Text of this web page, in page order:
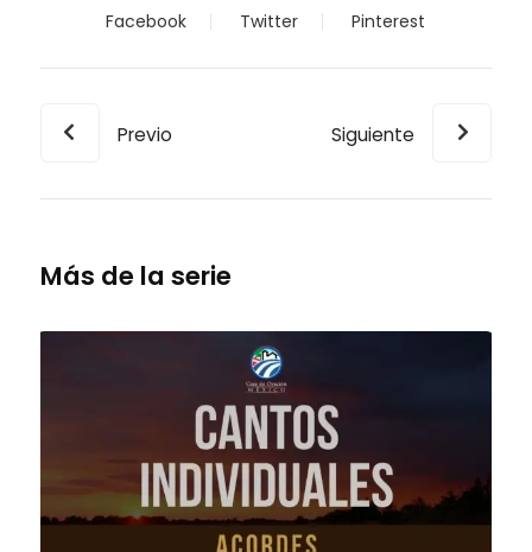
Facebook Twitter Pinterest
Previo Siguiente
Más de la serie